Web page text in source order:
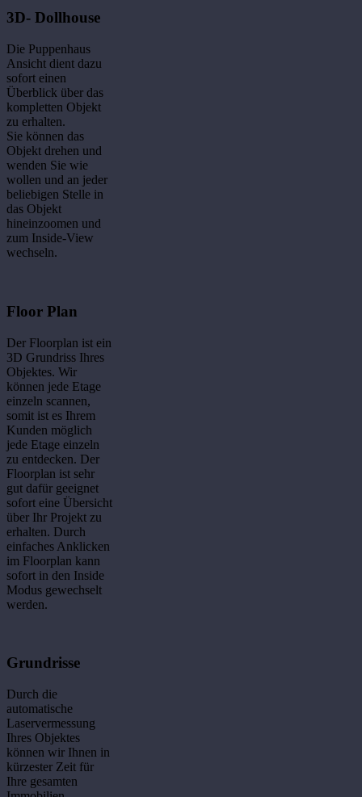
3D- Dollhouse
Die Puppenhaus
Ansicht dient dazu
sofort einen
Überblick über das
kompletten Objekt
zu erhalten.
Sie können das
Objekt drehen und
wenden Sie wie
wollen und an jeder
beliebigen Stelle in
das Objekt
hineinzoomen und
zum Inside-View
wechseln.
Floor Plan
Der Floorplan ist ein
3D Grundriss Ihres
Objektes. Wir
können jede Etage
einzeln scannen,
somit ist es Ihrem
Kunden möglich
jede Etage einzeln
zu entdecken. Der
Floorplan ist sehr
gut dafür geeignet
sofort eine Übersicht
über Ihr Projekt zu
erhalten. Durch
einfaches Anklicken
im Floorplan kann
sofort in den Inside
Modus gewechselt
werden.
Grundrisse
Durch die
automatische
Laservermessung
Ihres Objektes
können wir Ihnen in
kürzester Zeit für
Ihre gesamten